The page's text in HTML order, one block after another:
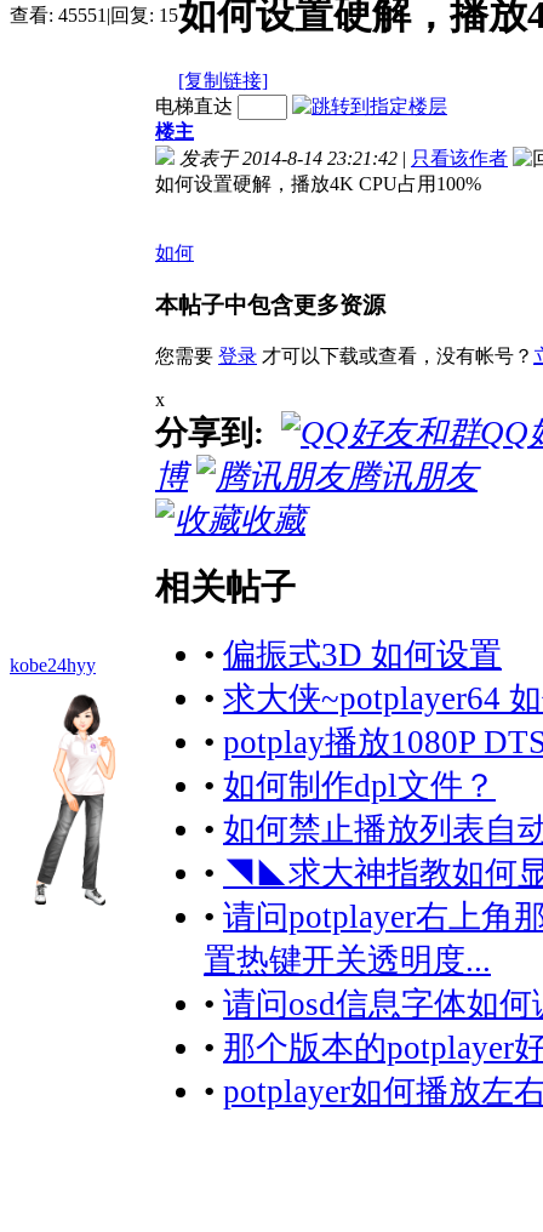
查看: 45551 |回复: 15如何设置硬解，播放
[复制链接]
kobe24hyy
电梯直达
楼主
发表于 2014-8-14 23:21:42 | 只看该作者
如何设置硬解，播放4K CPU占用100%
如何
本帖子中包含更多资源
您需要 登录 才可以下载或查看，没有帐号？
x
分享到:
QQ
博
腾讯朋友
收藏
相关帖子
• 偏振式3D 如何设置
• 求大侠~potplayer64
• potplay播放1080P
• 如何制作dpl文件？
• 如何禁止播放列表自
• ◥◣求大神指教如何
• 请问potplayer右上角
置热键开关透明度...
• 请问osd信息字体如何
• 那个版本的potplayer
• potplayer如何播放左